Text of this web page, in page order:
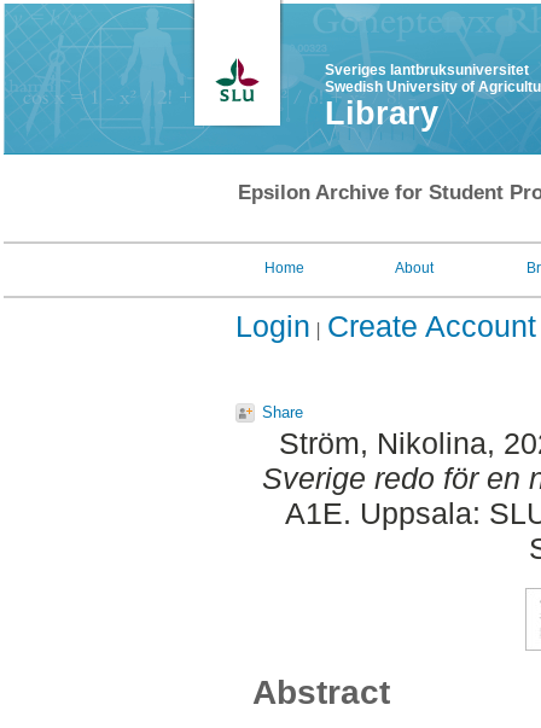
Sveriges lantbruksuniversitet
Swedish University of
Library
Epsilon Archive for Student
Home About
Login Create Account
Share
Ström, Nikolina,
Sverige redo för en
A1E. Uppsala:
Abstract